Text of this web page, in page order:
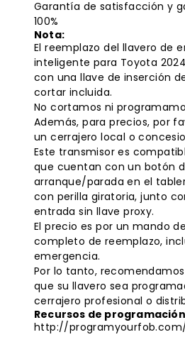
Garantía de satisfacción y
100%
Nota:
El reemplazo del llavero de
inteligente para Toyota
con una llave de inserción
cortar incluida.
No cortamos ni
Además, para precios, por
un cerrajero local o
Este transmisor es
que cuentan con un botón
arranque/parada en el
con perilla giratoria, junto
entrada sin llave proxy.
El precio es por un mando
completo de reemplazo,
emergencia.
Por lo tanto,
que su llavero sea
cerrajero profesional o
Recursos de programación
http://